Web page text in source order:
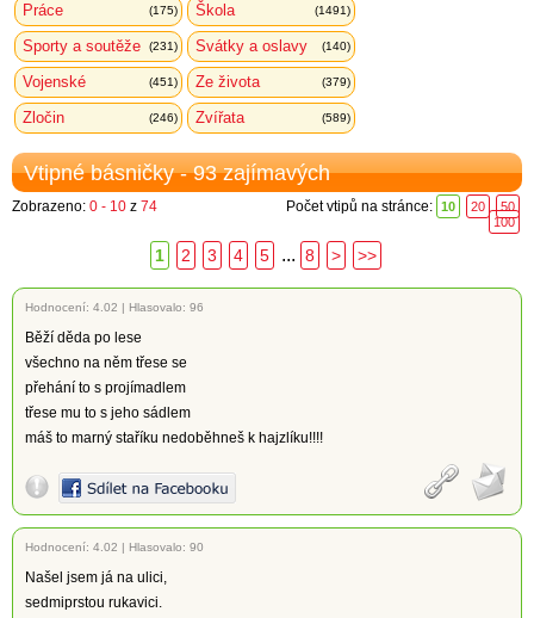
Práce (175) Škola (1491)
Sporty a soutěže (231) Svátky a oslavy (140)
Vojenské (451) Ze života (379)
Zločin (246) Zvířata (589)
Vtipné básničky - 93 zajímavých
Zobrazeno: 0 - 10 z 74 Počet vtipů na stránce: 10 20
50
100
1 2 3 4 5 ... 8 > >>
Hodnocení: 4.02 | Hlasovalo: 96
Běží děda po lese
všechno na něm třese se
přehání to s projímadlem
třese mu to s jeho sádlem
máš to marný staříku nedoběhneš k hajzlíku!!!!
Hodnocení: 4.02 | Hlasovalo: 90
Našel jsem já na ulici,
sedmiprstou rukavici.